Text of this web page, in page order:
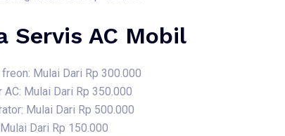
Servis AC Mobil
Mulai Dari Rp 300.000
AC: Mulai Dari Rp 350.000
Mulai Dari Rp 500.000
Dari Rp 150.000